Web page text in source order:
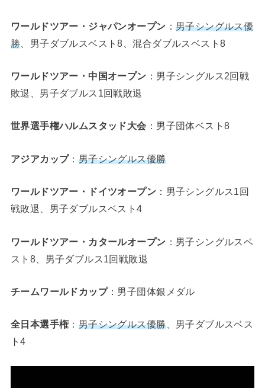
ワールドツアー・ジャパンオープン ： 男子シングルス優
勝 、男子ダブルスベスト8、混合ダブルスベスト8
ワールドツアー・中国オープン ：男子シングルス2回戦
敗退、男子ダブルス1回戦敗退
世界選手権ハルムスタッド大会 ：男子団体ベスト8
アジアカップ： 男子シングルス優勝
ワールドツアー・ドイツオープン ：男子シングルス1回
戦敗退、男子ダブルスベスト4
ワールドツアー・カタールオープン ：男子シングルスベ
スト8、男子ダブルス1回戦敗退
チームワールドカップ：男子団体銀メダル
全日本選手権： 男子シングルス優勝、男子ダブルスベス
ト4